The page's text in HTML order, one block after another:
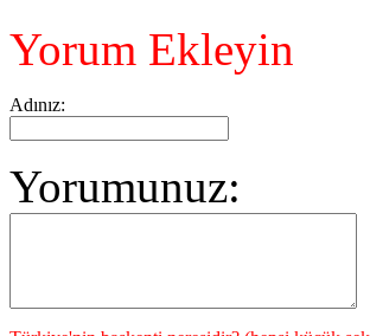
Yorum Ekleyin
Adınız:
Yorumunuz: